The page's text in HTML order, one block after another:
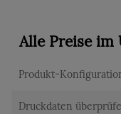
Alle Preise im
Produkt-
Druckdaten